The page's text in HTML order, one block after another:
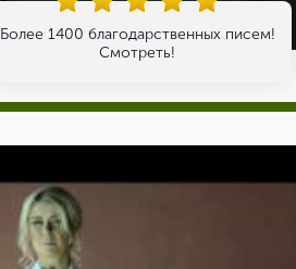
Более 1400 благодарственных писем!
Смотреть!